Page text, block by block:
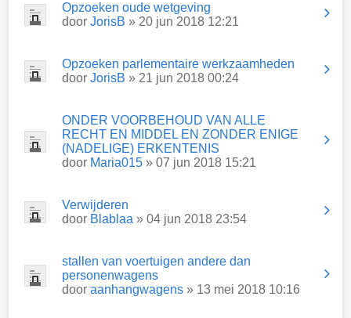
Opzoeken oude wetgeving
door JorisB » 20 jun 2018 12:21
Opzoeken parlementaire werkzaamheden
door JorisB » 21 jun 2018 00:24
ONDER VOORBEHOUD VAN ALLE
RECHT EN MIDDEL EN ZONDER ENIGE
(NADELIGE) ERKENTENIS
door Maria015 » 07 jun 2018 15:21
Verwijderen
door Blablaa » 04 jun 2018 23:54
stallen van voertuigen andere dan
personenwagens
door aanhangwagens » 13 mei 2018 10:16